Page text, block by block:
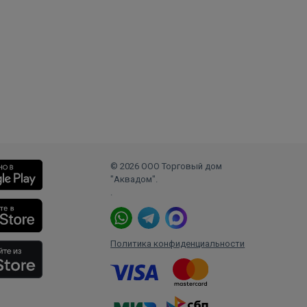
© 2026 ООО Торговый дом
"Аквадом".
.
Политика конфиденциальности